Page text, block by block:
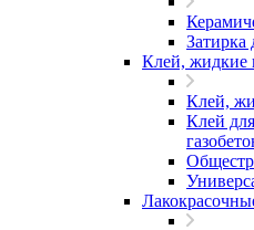
Затирка
Клей, жидкие
Клей,
Клей